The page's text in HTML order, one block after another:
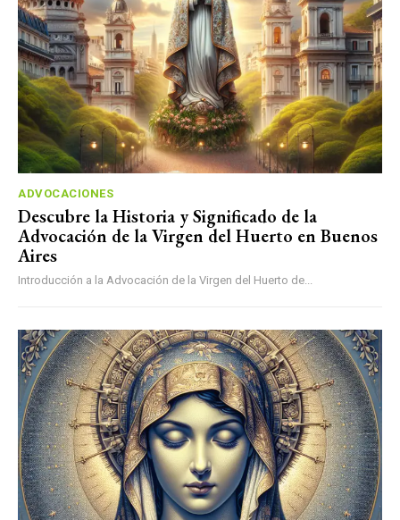
ADVOCACIONES
Descubre la Historia y Significado de la
Advocación de la Virgen del Huerto en Buenos
Aires
Introducción a la Advocación de la Virgen del Huerto de...